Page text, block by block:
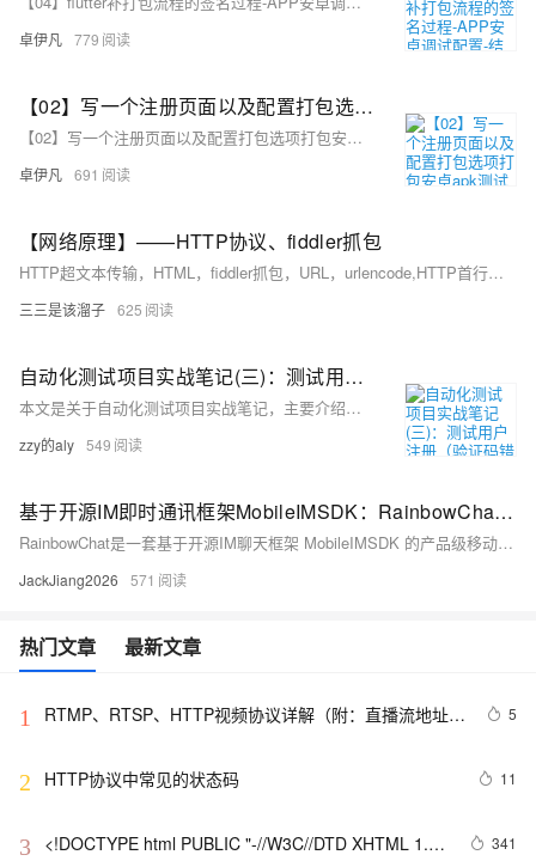
卓伊凡 779
【02】写一个注册页面以及配置打包选项打包安卓apk测试—开发完整的社交APP-前端客户端开发+数据联调|以优雅草商业项目为例做开发-flutter开发-全流程-商业应用级实战开发-优雅草央千澈
【02】写一个注册页面以及配置打包选项打包安卓apk测试—开发完整的社交APP-前端客户端开发+数据联调|以优雅草商业项目为例做开发-flutter开发-全流程-商业应用级实战开发-优雅草央千澈
卓伊凡 691
【网络原理】——HTTP协议、fiddler抓包
HTTP超文本传输，HTML，fiddler抓包，URL，urlencode,HTTP首行方法，GET方法，POST方法
三三是该溜子 625
自动化测试项目实战笔记(三)：测试用户注册（验证码错误，成功，出现弹框时处理）
本文是关于自动化测试项目实战笔记，主要介绍了如何测试用户注册功能，包括验证码错误、注册成功以及弹框处理的测试步骤和代码实现。
zzy的aly 549
基于开源IM即时通讯框架MobileIMSDK：RainbowChat-iOS端v9.1版已发布
RainbowChat是一套基于开源IM聊天框架 MobileIMSDK 的产品级移动端IM系统。RainbowChat源于真实运营的产品，解决了大量的屏幕适配、细节优化、机器兼容问题
JackJiang2026 571
热门文章 最新文章
1
RTMP、RTSP、HTTP视频协议详解（附：直播流地址、
5
2 HTTP协议中常见的状态码 11
3
<!DOCTYPE html PUBLIC "-//W3C//DTD XHTML 1.0
341